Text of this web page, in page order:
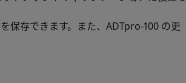
保存できます。また、ADTpro-100 の更